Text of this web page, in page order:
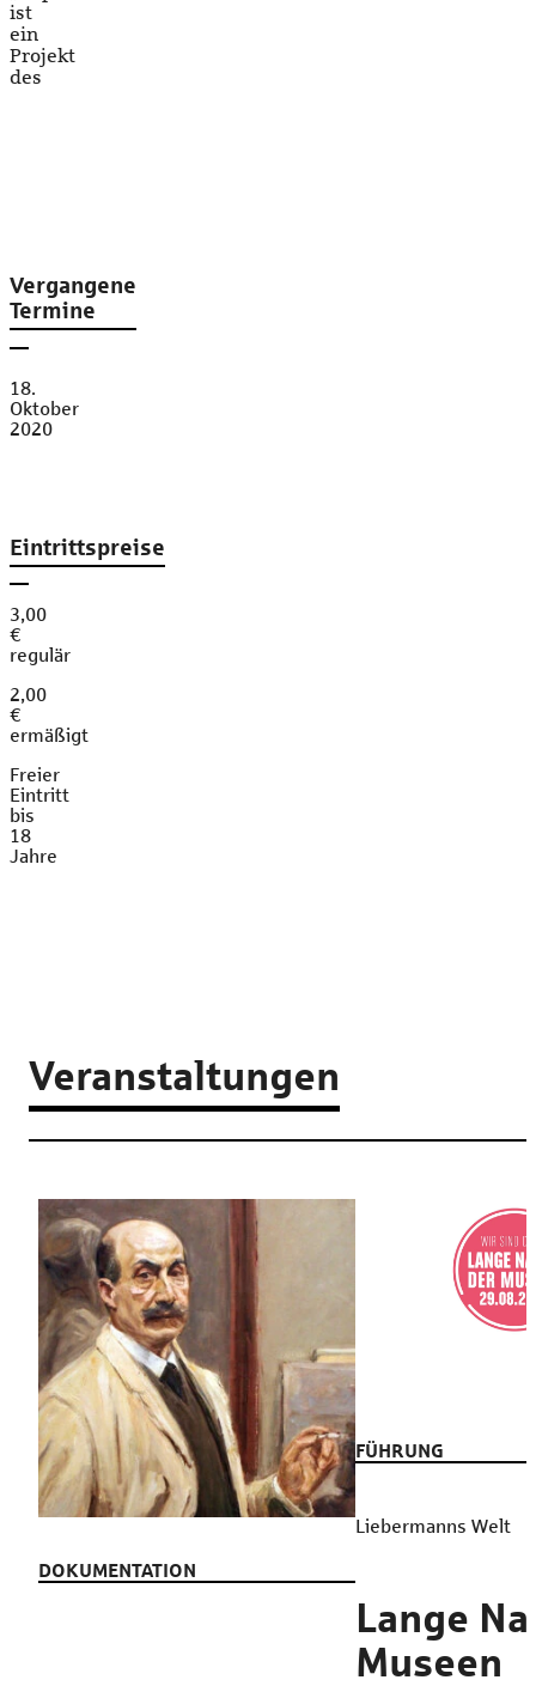
ist
ein
Projekt
des
Vergangene
Termine
18.
Oktober
2020
Eintrittspreise
3,00
€
regulär
2,00
€
ermäßigt
Freier
Eintritt
bis
18
Jahre
Veranstaltungen
DOKUMENTATION
FÜHRUNG
Liebermanns Welt
Lange
Museen